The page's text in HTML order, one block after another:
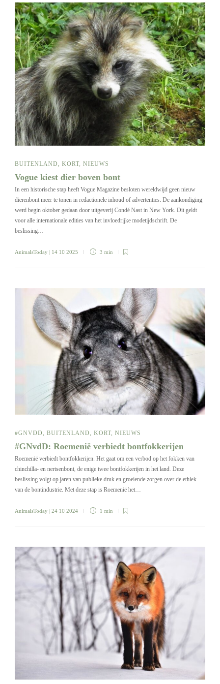
BUITENLAND, KORT, NIEUWS
Vogue kiest dier boven bont
In een historische stap heeft Vogue Magazine besloten wereldwijd geen nieuw
dierenbont meer te tonen in redactionele inhoud of advertenties. De aankondiging
werd begin oktober gedaan door uitgeverij Condé Nast in New York. Dit geldt
voor alle internationale edities van het invloedrijke modetijdschrift. De
beslissing…
AnimalsToday | 14 10 2025 3 min
#GNVDD, BUITENLAND, KORT, NIEUWS
#GNvdD: Roemenië verbiedt bontfokkerijen
Roemenië verbiedt bontfokkerijen. Het gaat om een verbod op het fokken van
chinchilla- en nertsenbont, de enige twee bontfokkerijen in het land. Deze
beslissing volgt op jaren van publieke druk en groeiende zorgen over de ethiek
van de bontindustrie. Met deze stap is Roemenië het…
AnimalsToday | 24 10 2024 1 min